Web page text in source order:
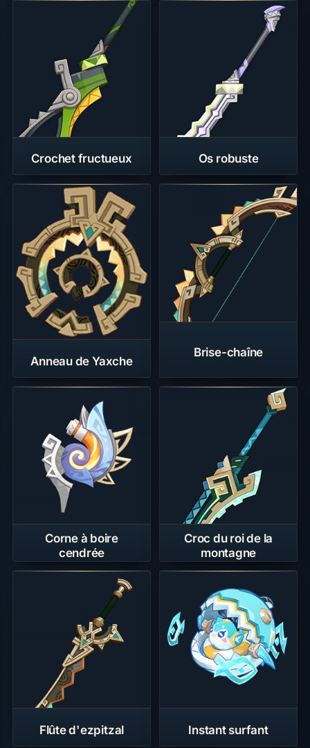
Crochet fructueux Os robuste
Anneau de Yaxche
Brise-chaîne
Corne à boire
cendrée
Croc du roi de la
montagne
Flûte d'ezpitzal Instant surfant